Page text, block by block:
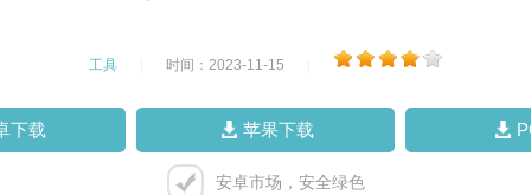
工具 时间：2023-11-15
下载 苹果下载
安卓市场，安全绿色